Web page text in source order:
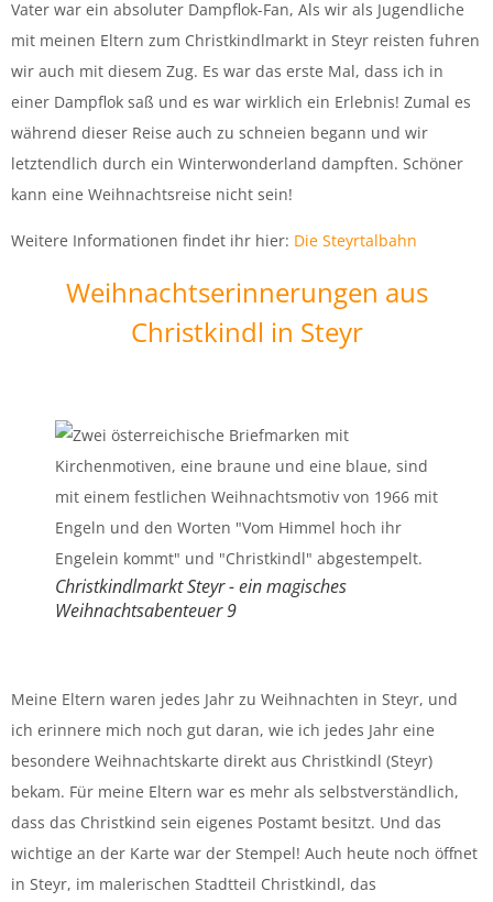
Vater war ein absoluter Dampflok-Fan, Als wir als Jugendliche
mit meinen Eltern zum Christkindlmarkt in Steyr reisten fuhren
wir auch mit diesem Zug. Es war das erste Mal, dass ich in
einer Dampflok saß und es war wirklich ein Erlebnis! Zumal es
während dieser Reise auch zu schneien begann und wir
letztendlich durch ein Winterwonderland dampften. Schöner
kann eine Weihnachtsreise nicht sein!
Weitere Informationen findet ihr hier: Die Steyrtalbahn
Weihnachtserinnerungen aus
Christkindl in Steyr
Christkindlmarkt Steyr - ein magisches
Weihnachtsabenteuer 9
Meine Eltern waren jedes Jahr zu Weihnachten in Steyr, und
ich erinnere mich noch gut daran, wie ich jedes Jahr eine
besondere Weihnachtskarte direkt aus Christkindl (Steyr)
bekam. Für meine Eltern war es mehr als selbstverständlich,
dass das Christkind sein eigenes Postamt besitzt. Und das
wichtige an der Karte war der Stempel! Auch heute noch öffnet
in Steyr, im malerischen Stadtteil Christkindl, das